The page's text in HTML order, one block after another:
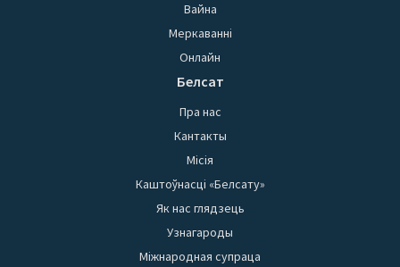
Вайна
Меркаванні
Онлайн
Белсат
Пра нас
Кантакты
Місія
Каштоўнасці «Белсату»
Як нас глядзець
Узнагароды
Міжнародная супраца